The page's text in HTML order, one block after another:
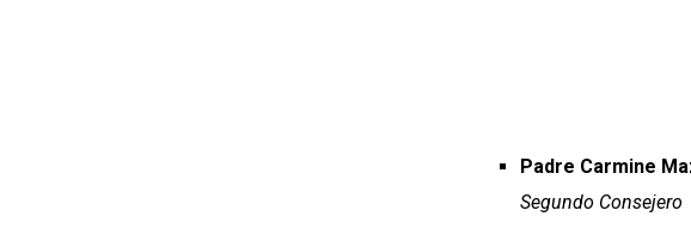
Padre Carmine
Segundo Consejero